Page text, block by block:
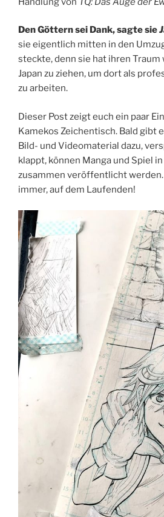
Den Göttern sei Dank, sagte sie
sie eigentlich mitten in den
steckte, denn sie hat ihren Traum
Japan zu ziehen, um dort als
zu arbeiten.
Dieser Post zeigt euch ein paar
Kamekos Zeichentisch. Bald gibt
Bild- und Videomaterial dazu,
klappt, können Manga und Spiel
zusammen veröffentlicht werden.
immer, auf dem Laufenden!